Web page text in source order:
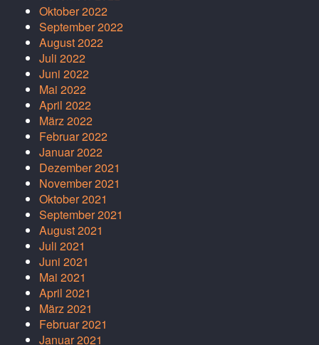
Oktober 2022
September 2022
August 2022
Juli 2022
Juni 2022
Mai 2022
April 2022
März 2022
Februar 2022
Januar 2022
Dezember 2021
November 2021
Oktober 2021
September 2021
August 2021
Juli 2021
Juni 2021
Mai 2021
April 2021
März 2021
Februar 2021
Januar 2021